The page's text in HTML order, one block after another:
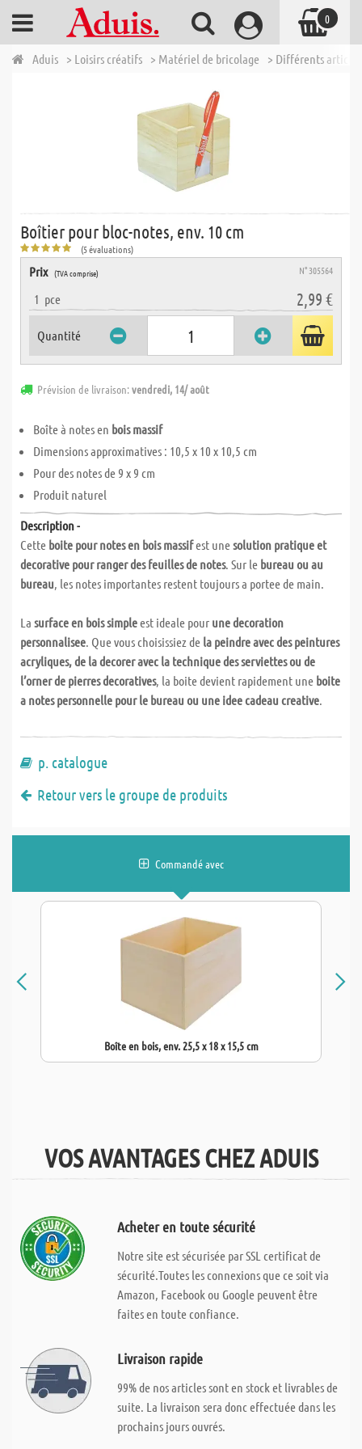
Aduis > Loisirs créatifs > Matériel de bricolage > Différents
Boîtier pour bloc-notes, env. 10 cm
(5 évaluations)
Prix (TVA comprise) N° 305564
1 pce 2,99 €
Quantité
Prévision de livraison:vendredi, 14/ août
Boîte à notes en bois massif
Dimensions approximatives : 10,5 x 10 x 10,5 cm
Pour des notes de 9 x 9 cm
Produit naturel
Description -
Cette boite pour notes en bois massifest unesolution pratique et
decorative pour ranger des feuilles de notes. Sur le bureau ou au
bureau, les notes importantes restent toujours a portee de main.
La surface en bois simpleest ideale pour une decoration
personnalisee. Que vous choisissiez de la peindre avec des peintures
acryliques, de la decorer avec la technique des serviettes ou de
l’orner de pierres decoratives, la boite devient rapidement une boite
a notes personnelle pour le bureau ou une idee cadeau creative.
p. catalogue
Retour vers le groupe de produits
Commandé avec
Boîte en bois, env. 25,5 x 18 x 15,5 cm
VOS AVANTAGES CHEZ ADUIS
Acheter en toute sécurité
Notre site est sécurisée par SSL certificat de
sécurité.Toutes les connexions que ce soit via
Amazon, Facebook ou Google peuvent être
faites en toute confiance.
Livraison rapide
99% de nos articles sont en stock et livrables de
suite. La livraison sera donc effectuée dans les
prochains jours ouvrés.
0